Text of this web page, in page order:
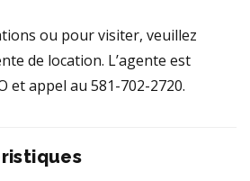
ou pour visiter, veuillez
de location. L’agente est
et appel au 581-702-2720.